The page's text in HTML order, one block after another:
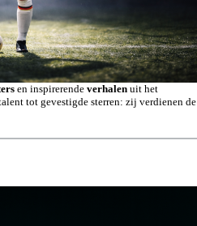
en inspirerende verhalen uit het
tot gevestigde sterren: zij verdienen de